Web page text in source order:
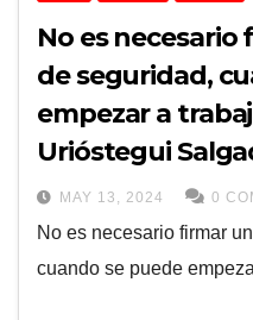
No es
de seguridad,
empezar a
Urióstegui
MAY 13, 2024 0
No es necesario firmar
cuando se puede